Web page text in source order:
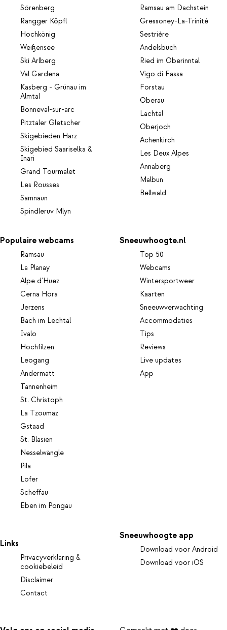
Sörenberg
Rangger Köpfl
Hochkönig
Weißensee
Ski Arlberg
Val Gardena
Kasberg - Grünau im
Almtal
Bonneval-sur-arc
Pitztaler Gletscher
Skigebieden Harz
Skigebied Saariselka &
Inari
Grand Tourmalet
Les Rousses
Samnaun
Spindleruv Mlyn
Ramsau am Dachstein
Gressoney-La-Trinité
Sestrière
Andelsbuch
Ried im Oberinntal
Vigo di Fassa
Forstau
Oberau
Lachtal
Oberjoch
Achenkirch
Les Deux Alpes
Annaberg
Malbun
Bellwald
Populaire webcams
Ramsau
La Planay
Alpe d'Huez
Cerna Hora
Jerzens
Bach im Lechtal
Ivalo
Hochfilzen
Leogang
Andermatt
Tannenheim
St. Christoph
La Tzoumaz
Gstaad
St. Blasien
Nesselwängle
Pila
Lofer
Scheffau
Eben im Pongau
Sneeuwhoogte.nl
Top 50
Webcams
Wintersportweer
Kaarten
Sneeuwverwachting
Accommodaties
Tips
Reviews
Live updates
App
Links
Privacyverklaring &
cookiebeleid
Disclaimer
Contact
Sneeuwhoogte app
Download voor Android
Download voor iOS